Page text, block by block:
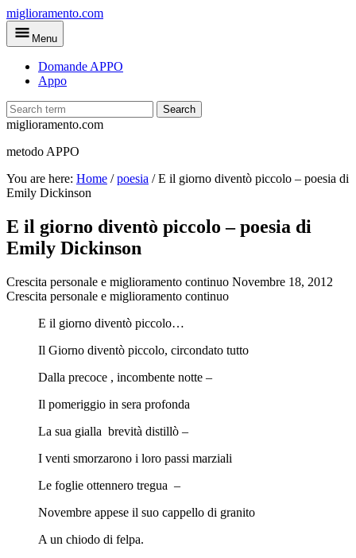
Skip
to
main
miglioramento.com
Menu
Domande APPO
Appo
Search
miglioramento.com
metodo APPO
You are here: Home /poesia /E il giorno diventò piccolo – poesia di
Emily Dickinson
E il giorno diventò piccolo – poesia di
Emily Dickinson
Crescita personale e miglioramento continuo Novembre 18, 2012
Crescita personale e miglioramento continuo
E il giorno diventò piccolo…
Il Giorno diventò piccolo, circondato tutto
Dalla precoce , incombente notte –
Il pomeriggio in sera profonda
La sua gialla brevità distillò –
I venti smorzarono i loro passi marziali
Le foglie ottennero tregua –
Novembre appese il suo cappello di granito
A un chiodo di felpa.